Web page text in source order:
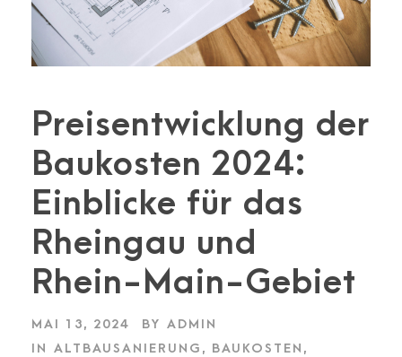
Preisentwicklung der
Baukosten 2024:
Einblicke für das
Rheingau und
Rhein-Main-Gebiet
MAI 13, 2024 BY ADMIN
IN ALTBAUSANIERUNG , BAUKOSTEN ,